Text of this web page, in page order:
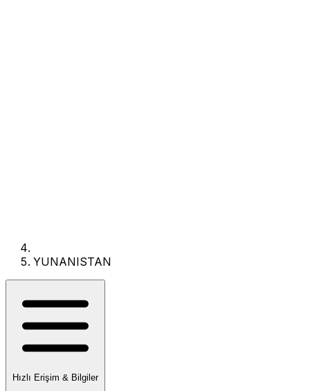
YUNANISTAN
Hızlı Erişim & Bilgiler